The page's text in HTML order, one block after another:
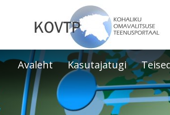
Avaleht Kasutajatugi